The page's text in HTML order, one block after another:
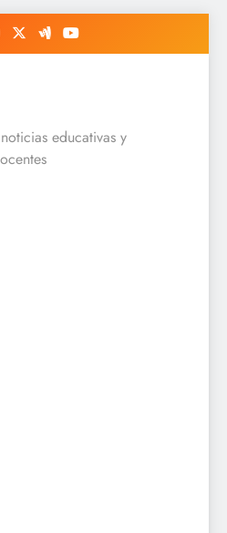
educativas y